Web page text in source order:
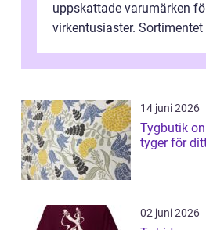
uppskattade varumärken
virkentusiaster.
14 juni 2026
Tygbutik online så
tyger för
02 juni 2026